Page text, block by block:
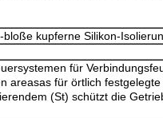
kupferne Silikon-
für
areasas für örtlich
(St) schützt die